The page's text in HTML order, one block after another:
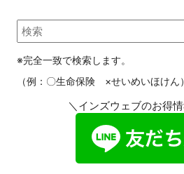
※完全一致で検索します。
（例：〇生命保険 ×せいめいほけん）
＼インズウェブのお得